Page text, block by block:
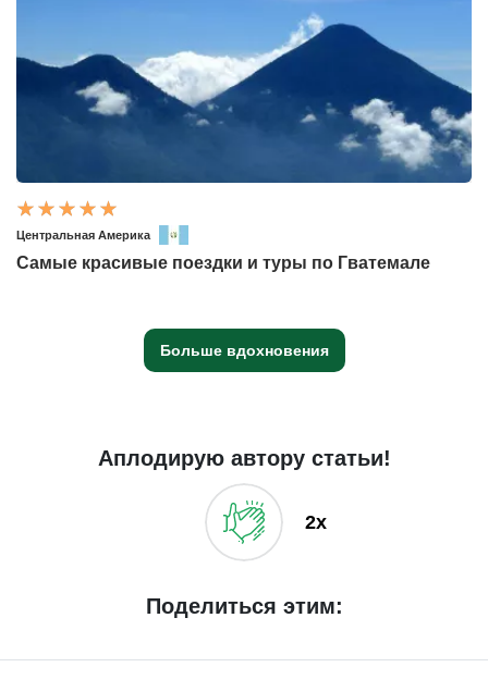
Центральная Америка
Самые красивые поездки и туры по Гватемале
Больше вдохновения
Аплодирую автору статьи!
2x
Поделиться этим: